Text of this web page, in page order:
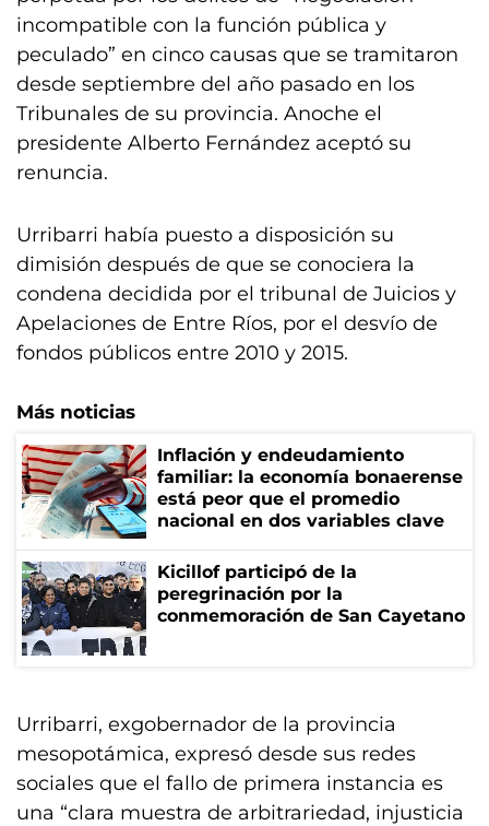
incompatible con la función pública y
peculado” en cinco causas que se tramitaron
desde septiembre del año pasado en los
Tribunales de su provincia. Anoche el
presidente Alberto Fernández aceptó su
renuncia.
Urribarri había puesto a disposición su
dimisión después de que se conociera la
condena decidida por el tribunal de Juicios y
Apelaciones de Entre Ríos, por el desvío de
fondos públicos entre 2010 y 2015.
Más noticias
Inflación y endeudamiento
familiar: la economía bonaerense
está peor que el promedio
nacional en dos variables clave
Kicillof participó de la
peregrinación por la
conmemoración de San Cayetano
Urribarri, exgobernador de la provincia
mesopotámica, expresó desde sus redes
sociales que el fallo de primera instancia es
una “clara muestra de arbitrariedad, injusticia